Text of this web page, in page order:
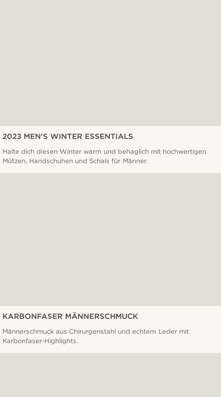
2023 MEN'S WINTER ESSENTIALS
Halte dich diesen Winter warm und behaglich mit hochwertigen
Mützen, Handschuhen und Schals für Männer.
KARBONFASER MÄNNERSCHMUCK
Männerschmuck aus Chirurgenstahl und echtem Leder mit
Karbonfaser-Highlights.